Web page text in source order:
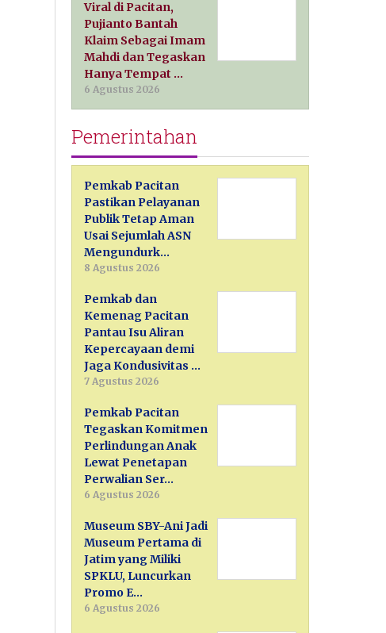
Viral di Pacitan,
Pujianto Bantah
Klaim Sebagai Imam
Mahdi dan Tegaskan
Hanya Tempat …
6 Agustus 2026
Pemerintahan
Pemkab Pacitan
Pastikan Pelayanan
Publik Tetap Aman
Usai Sejumlah ASN
Mengundurk…
8 Agustus 2026
Pemkab dan
Kemenag Pacitan
Pantau Isu Aliran
Kepercayaan demi
Jaga Kondusivitas …
7 Agustus 2026
Pemkab Pacitan
Tegaskan Komitmen
Perlindungan Anak
Lewat Penetapan
Perwalian Ser…
6 Agustus 2026
Museum SBY-Ani Jadi
Museum Pertama di
Jatim yang Miliki
SPKLU, Luncurkan
Promo E…
6 Agustus 2026